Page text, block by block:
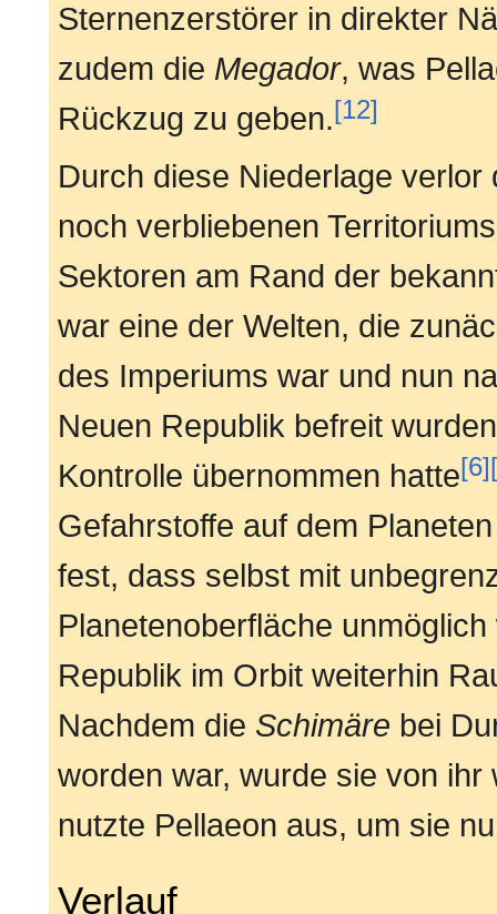
Sternenzerstörer in direkter
zudem die Megador, was
Rückzug zu geben.[12]
Durch diese Niederlage
noch verbliebenen
Sektoren am Rand der
war eine der Welten, die
des Imperiums war und nun
Neuen Republik befreit
Kontrolle übernommen hatte[6]
Gefahrstoffe auf dem
fest, dass selbst mit
Planetenoberfläche
Republik im Orbit weiterhin
Nachdem die Schimäre bei
worden war, wurde sie von
nutzte Pellaeon aus, um sie
Verlauf